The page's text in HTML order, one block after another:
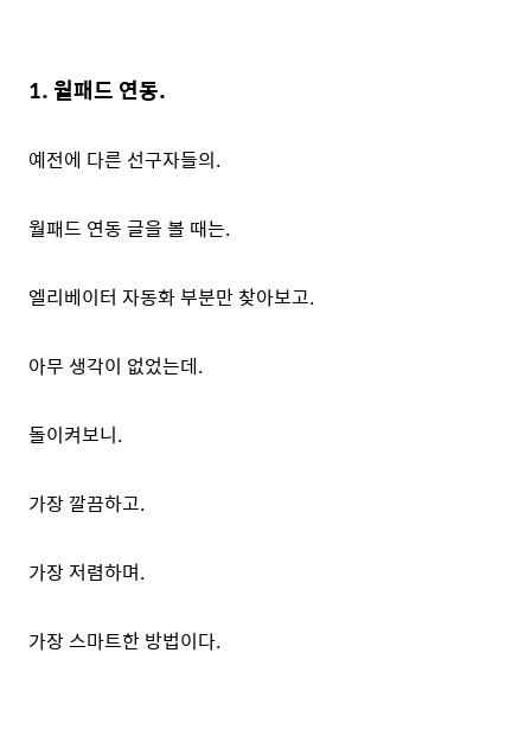
1. 월패드 연동.
예전에 다른 선구자들의.
월패드 연동 글을 볼 때는.
엘리베이터 자동화 부분만 찾아보고.
아무 생각이 없었는데.
돌이켜보니.
가장 깔끔하고.
가장 저렴하며.
가장 스마트한 방법이다.